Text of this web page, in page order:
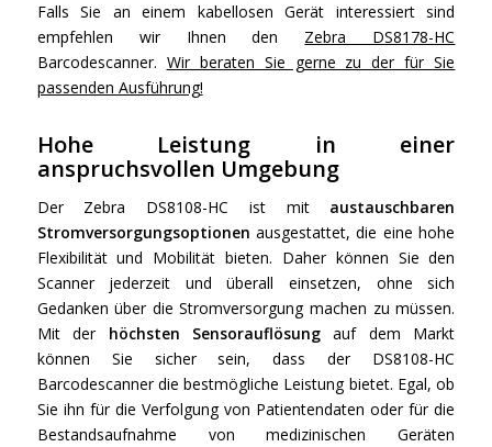
Falls Sie an einem kabellosen Gerät interessiert sind
empfehlen wir Ihnen den Zebra DS8178-HC
Barcodescanner. Wir beraten Sie gerne zu der für Sie
passenden Ausführung!
Hohe Leistung in einer
anspruchsvollen Umgebung
Der Zebra DS8108-HC ist mit austauschbaren
Stromversorgungsoptionen ausgestattet, die eine hohe
Flexibilität und Mobilität bieten. Daher können Sie den
Scanner jederzeit und überall einsetzen, ohne sich
Gedanken über die Stromversorgung machen zu müssen.
Mit der höchsten Sensorauflösung auf dem Markt
können Sie sicher sein, dass der DS8108-HC
Barcodescanner die bestmögliche Leistung bietet. Egal, ob
Sie ihn für die Verfolgung von Patientendaten oder für die
Bestandsaufnahme von medizinischen Geräten